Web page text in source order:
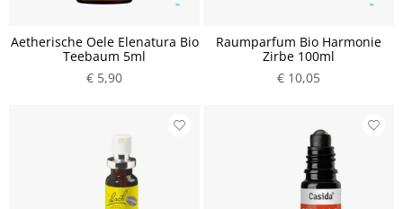
Aetherische Oele Elenatura Bio
Teebaum 5ml
€ 5,90
Raumparfum Bio Harmonie
Zirbe 100ml
€ 10,05